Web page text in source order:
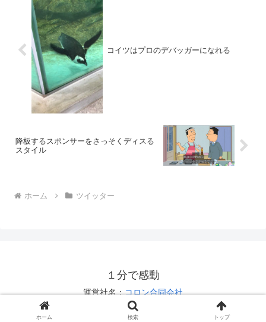
コイツはプロのデバッガーになれる
降板するスポンサーをさっそくディスる
スタイル
ホーム ツイッター
１分で感動
運営社名：コロン合同会社
お問い合わせは
ホーム 検索 トップ